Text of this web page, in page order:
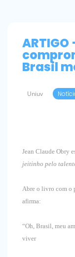
ARTIGO
Brasil
Uniuv
Jean Claude Obry
jeitinho pelo
Abre o livro com o
afirma:
“Oh, Brasil, meu
viver